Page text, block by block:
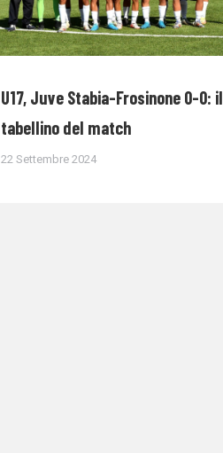
U17, Juve Stabia-Frosinone 0-0: il
tabellino del match
22 Settembre 2024